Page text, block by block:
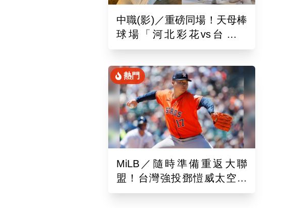
中職(影)／重磅同場！天母棒
球場「河北彩花vs台北彩
華」網挺：30年前彩華不輸
熱門
MiLB／隨時準備重返大聯
盟！台灣強投鄧愷威太空人
3A登板後援1.2局飆3K